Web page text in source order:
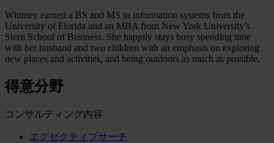
Whitney earned a BS and MS in information systems from the
University of Florida and an MBA from New York University’s
Stern School of Business. She happily stays busy spending time
with her husband and two children with an emphasis on exploring
new places and activities, and being outdoors as much as possible.
得意分野
コンサルティング内容
エグゼクティブサーチ